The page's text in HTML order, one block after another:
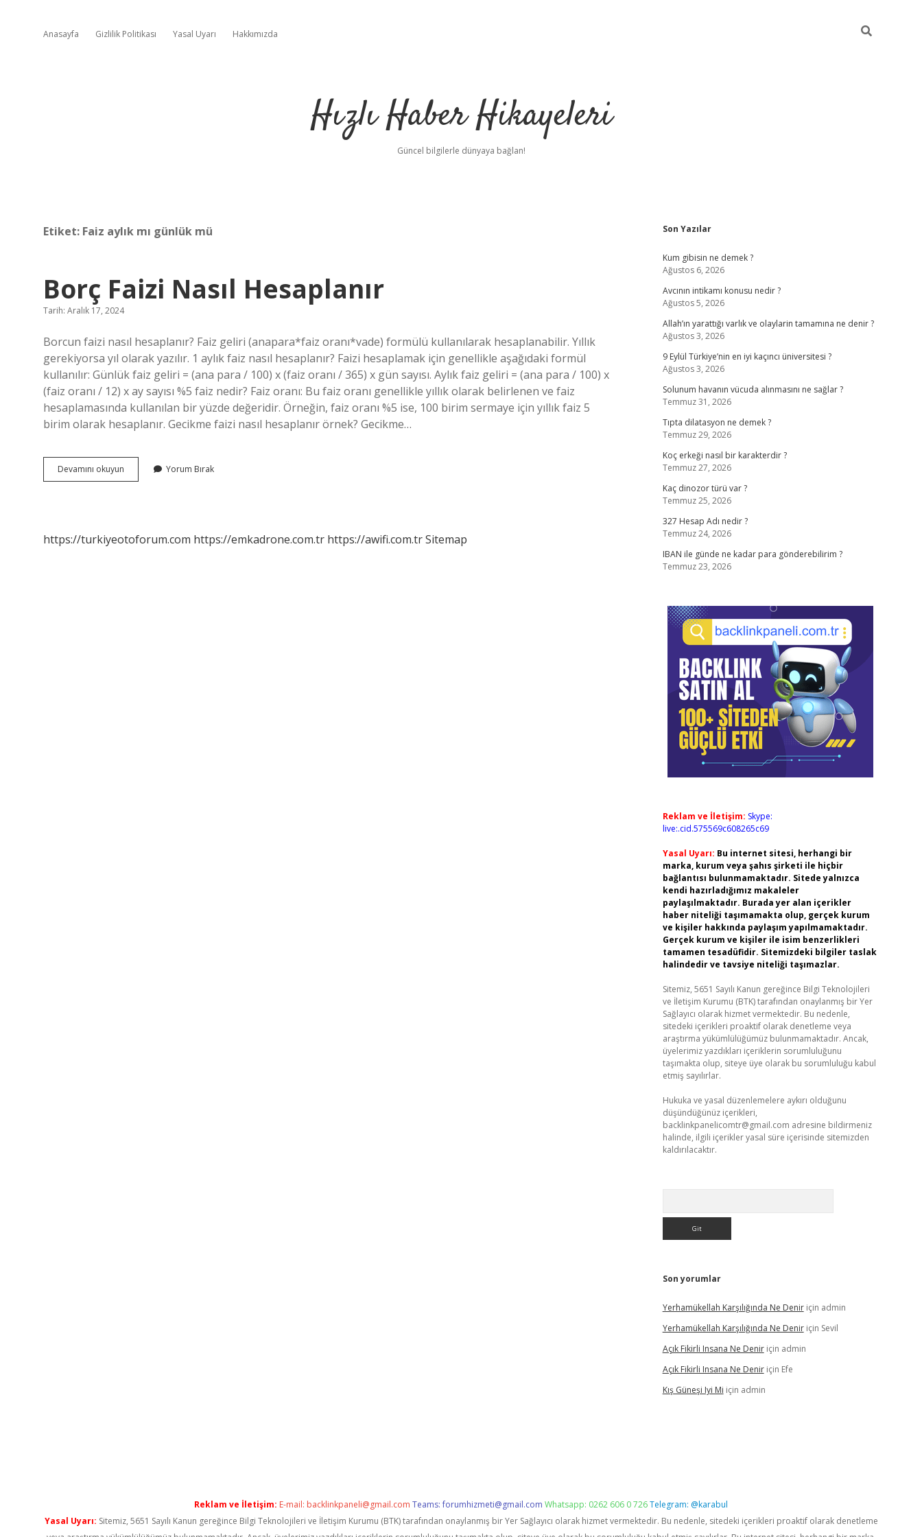
Anasayfa Gizlilik Politikası Yasal Uyarı Hakkımızda
Hızlı Haber Hikayeleri
Güncel bilgilerle dünyaya bağlan!
Etiket: Faiz aylık mı günlük mü
Borç Faizi Nasıl Hesaplanır
Tarih: Aralık 17, 2024
Borcun faizi nasıl hesaplanır? Faiz geliri (anapara*faiz oranı*vade) formülü kullanılarak hesaplanabilir. Yıllık
gerekiyorsa yıl olarak yazılır. 1 aylık faiz nasıl hesaplanır? Faizi hesaplamak için genellikle aşağıdaki formül
kullanılır: Günlük faiz geliri = (ana para / 100) x (faiz oranı / 365) x gün sayısı. Aylık faiz geliri = (ana para / 100) x
(faiz oranı / 12) x ay sayısı %5 faiz nedir? Faiz oranı: Bu faiz oranı genellikle yıllık olarak belirlenen ve faiz
hesaplamasında kullanılan bir yüzde değeridir. Örneğin, faiz oranı %5 ise, 100 birim sermaye için yıllık faiz 5
birim olarak hesaplanır. Gecikme faizi nasıl hesaplanır örnek? Gecikme…
Devamını okuyun
Faizi
Yorum Bırak
https://turkiyeotoforum.com https://emkadrone.com.tr https://awifi.com.trSitemap
Sidebar
Son Yazılar
Kum gibisin ne demek ?
Ağustos 6, 2026
Avcının intikamı konusu nedir ?
Ağustos 5, 2026
Allah’ın yarattığı varlık ve olaylarin tamamına ne denir ?
Ağustos 3, 2026
9 Eylül Türkiye’nin en iyi kaçıncı üniversitesi ?
Ağustos 3, 2026
Solunum havanın vücuda alınmasını ne sağlar ?
Temmuz 31, 2026
Tıpta dilatasyon ne demek ?
Temmuz 29, 2026
Koç erkeği nasıl bir karakterdir ?
Temmuz 27, 2026
Kaç dinozor türü var ?
Temmuz 25, 2026
327 Hesap Adı nedir ?
Temmuz 24, 2026
IBAN ile günde ne kadar para gönderebilirim ?
Temmuz 23, 2026
Reklam ve İletişim: Skype:
live:.cid.575569c608265c69
Yasal Uyarı: Bu internet sitesi, herhangi bir
marka, kurum veya şahıs şirketi ile hiçbir
bağlantısı bulunmamaktadır. Sitede yalnızca
kendi hazırladığımız makaleler
paylaşılmaktadır. Burada yer alan içerikler
haber niteliği taşımamakta olup, gerçek kurum
ve kişiler hakkında paylaşım yapılmamaktadır.
Gerçek kurum ve kişiler ile isim benzerlikleri
tamamen tesadüfidir. Sitemizdeki bilgiler taslak
halindedir ve tavsiye niteliği taşımazlar.
Sitemiz, 5651 Sayılı Kanun gereğince Bilgi Teknolojileri
ve İletişim Kurumu (BTK) tarafından onaylanmış bir Yer
Sağlayıcı olarak hizmet vermektedir. Bu nedenle,
sitedeki içerikleri proaktif olarak denetleme veya
araştırma yükümlülüğümüz bulunmamaktadır. Ancak,
üyelerimiz yazdıkları içeriklerin sorumluluğunu
taşımakta olup, siteye üye olarak bu sorumluluğu kabul
etmiş sayılırlar.
Hukuka ve yasal düzenlemelere aykırı olduğunu
düşündüğünüz içerikleri,
backlinkpanelicomtr@gmail.com adresine bildirmeniz
halinde, ilgili içerikler yasal süre içerisinde sitemizden
kaldırılacaktır.
Son yorumlar
Yerhamükellah Karşılığında Ne Deniriçin admin
Yerhamükellah Karşılığında Ne Deniriçin Sevil
Açık Fikirli Insana Ne Deniriçin admin
Açık Fikirli Insana Ne Deniriçin Efe
Kış Güneşi Iyi Mi için admin
Reklam ve İletişim: E-mail: backlinkpaneli@gmail.com Teams:forumhizmeti@gmail.com Whatsapp: 0262 606 0 726Telegram: @karabul
Yasal Uyarı: Sitemiz, 5651 Sayılı Kanun gereğince Bilgi Teknolojileri ve İletişim Kurumu (BTK) tarafından onaylanmış bir Yer Sağlayıcı olarak hizmet vermektedir. Bu nedenle, sitedeki içerikleri proaktif olarak denetleme